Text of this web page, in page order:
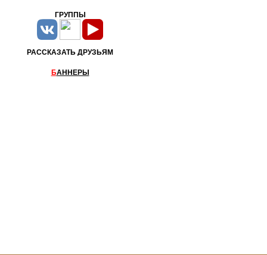
ГРУППЫ
РАССКАЗАТЬ ДРУЗЬЯМ
БАННЕРЫ